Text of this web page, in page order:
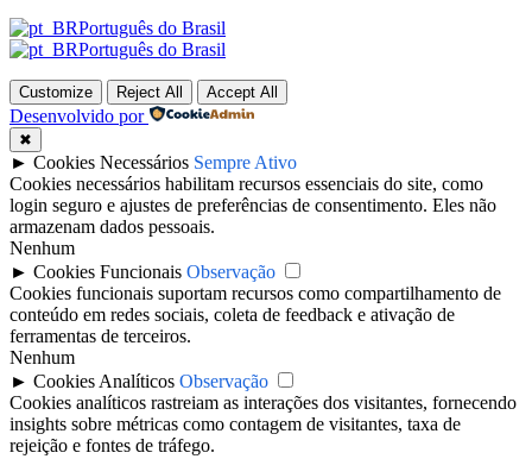
Português do Brasil
Português do Brasil
Customize Reject All Accept All
Desenvolvido por
✖
► Cookies Necessários Sempre Ativo
Cookies necessários habilitam recursos essenciais do site, como
login seguro e ajustes de preferências de consentimento. Eles não
armazenam dados pessoais.
Nenhum
► Cookies Funcionais Observação
Cookies funcionais suportam recursos como compartilhamento de
conteúdo em redes sociais, coleta de feedback e ativação de
ferramentas de terceiros.
Nenhum
► Cookies Analíticos Observação
Cookies analíticos rastreiam as interações dos visitantes, fornecendo
insights sobre métricas como contagem de visitantes, taxa de
rejeição e fontes de tráfego.